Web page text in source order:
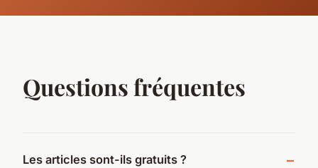
Questions fréquentes
Les articles sont-ils gratuits ?